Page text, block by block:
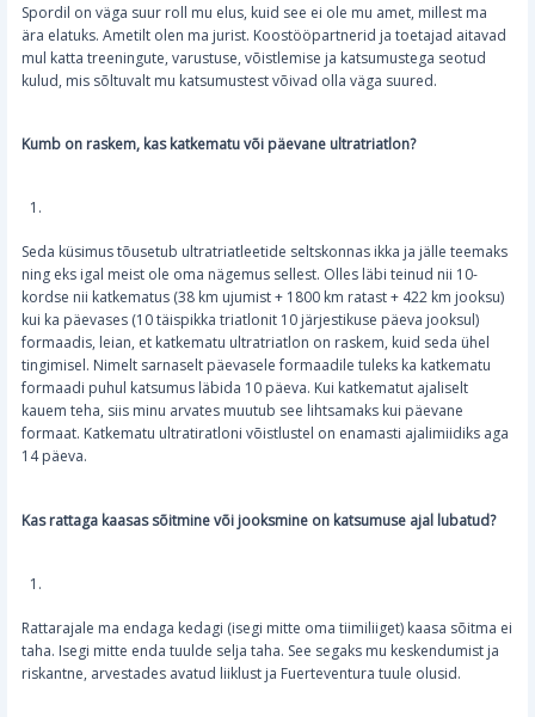
Spordil on väga suur roll mu elus, kuid see ei ole mu amet, millest ma
ära elatuks. Ametilt olen ma jurist. Koostööpartnerid ja toetajad aitavad
mul katta treeningute, varustuse, võistlemise ja katsumustega seotud
kulud, mis sõltuvalt mu katsumustest võivad olla väga suured.
Kumb on raskem, kas katkematu või päevane ultratriatlon?
Seda küsimus tõusetub ultratriatleetide seltskonnas ikka ja jälle teemaks
ning eks igal meist ole oma nägemus sellest. Olles läbi teinud nii 10-
kordse nii katkematus (38 km ujumist + 1800 km ratast + 422 km jooksu)
kui ka päevases (10 täispikka triatlonit 10 järjestikuse päeva jooksul)
formaadis, leian, et katkematu ultratriatlon on raskem, kuid seda ühel
tingimisel. Nimelt sarnaselt päevasele formaadile tuleks ka katkematu
formaadi puhul katsumus läbida 10 päeva. Kui katkematut ajaliselt
kauem teha, siis minu arvates muutub see lihtsamaks kui päevane
formaat. Katkematu ultratiratloni võistlustel on enamasti ajalimiidiks aga
14 päeva.
Kas rattaga kaasas sõitmine või jooksmine on katsumuse ajal lubatud?
Rattarajale ma endaga kedagi (isegi mitte oma tiimiliiget) kaasa sõitma ei
taha. Isegi mitte enda tuulde selja taha. See segaks mu keskendumist ja
riskantne, arvestades avatud liiklust ja Fuerteventura tuule olusid.